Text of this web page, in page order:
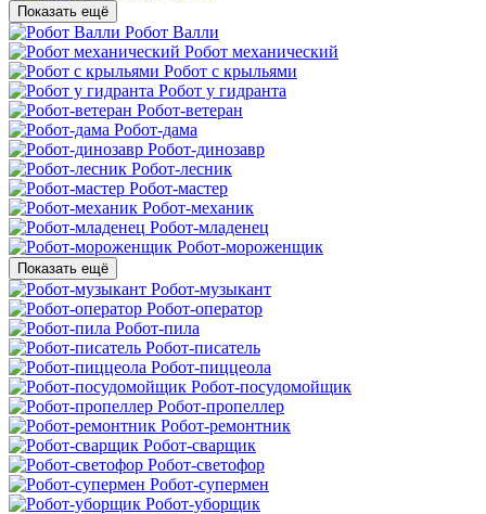
Показать ещё
Робот Валли
Робот механический
Робот с крыльями
Робот у гидранта
Робот-ветеран
Робот-дама
Робот-динозавр
Робот-лесник
Робот-мастер
Робот-механик
Робот-младенец
Робот-мороженщик
Показать ещё
Робот-музыкант
Робот-оператор
Робот-пила
Робот-писатель
Робот-пиццеола
Робот-посудомойщик
Робот-пропеллер
Робот-ремонтник
Робот-сварщик
Робот-светофор
Робот-супермен
Робот-уборщик